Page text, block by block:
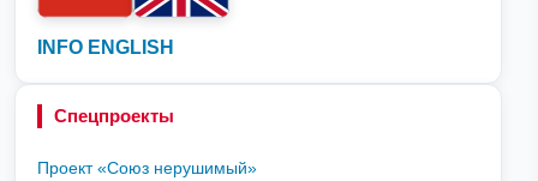
INFO ENGLISH
Спецпроекты
Проект «Союз нерушимый»